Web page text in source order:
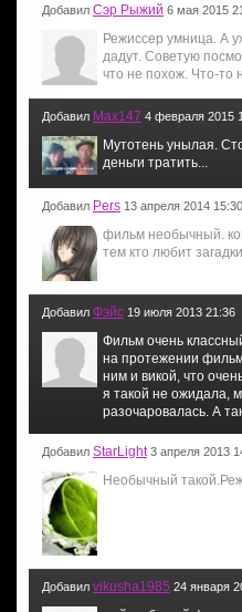
Добавил Сэр Рыжий 6 мая 2015
Режиссер умница. А
дадут. Советую
что не похож. Что-то
Добавил Max147 4 февраля 2015
Мутотень унылая.
деньги тратить...
Добавил Pers 13 апреля 2014 15:30
фильм необычный.
тем кто любит
Добавил Фэйс 19 июля 2013 21:36
Фильм очень
на протежении
ним и викой, что
я такой не ожидала,
разочаровалась. А
Добавил StarLight 3 апреля 2013
Необычный
Добавил vikusha1985 24 января